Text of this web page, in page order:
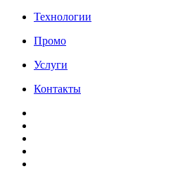
Технологии
Промо
Услуги
Контакты